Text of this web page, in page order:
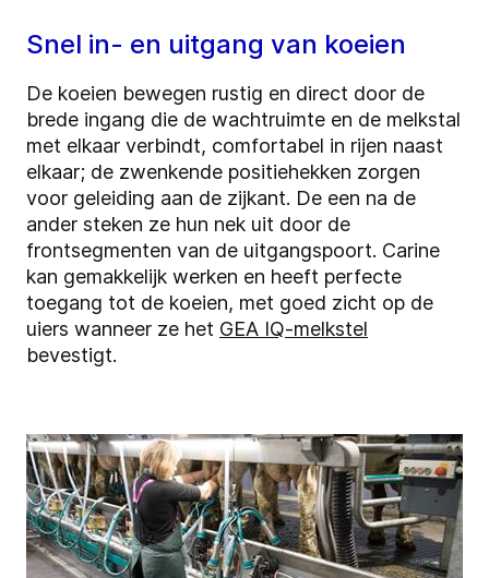
Snel in- en uitgang van koeien
De koeien bewegen rustig en direct door de
brede ingang die de wachtruimte en de melkstal
met elkaar verbindt, comfortabel in rijen naast
elkaar; de zwenkende positiehekken zorgen
voor geleiding aan de zijkant. De een na de
ander steken ze hun nek uit door de
frontsegmenten van de uitgangspoort. Carine
kan gemakkelijk werken en heeft perfecte
toegang tot de koeien, met goed zicht op de
uiers wanneer ze het GEA IQ-melkstel
bevestigt.